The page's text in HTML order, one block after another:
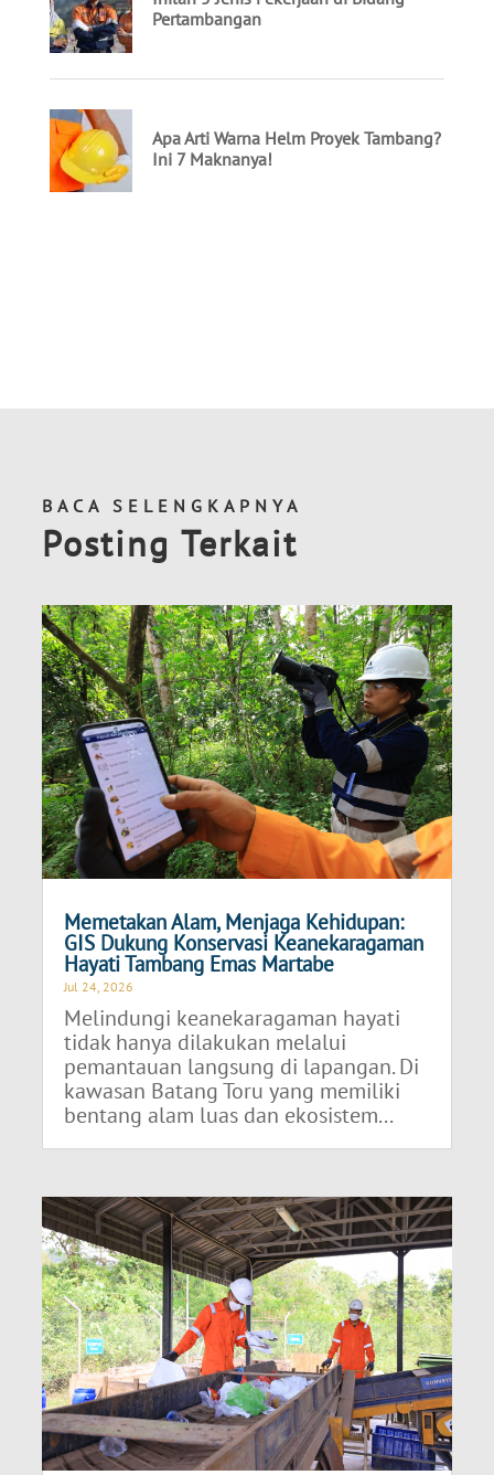
BACA SELENGKAPNYA
Posting Terkait
Memetakan Alam, Menjaga Kehidupan:
GIS Dukung Konservasi Keanekaragaman
Hayati Tambang Emas Martabe
Jul 24, 2026
Melindungi keanekaragaman hayati
tidak hanya dilakukan melalui
pemantauan langsung di lapangan. Di
kawasan Batang Toru yang memiliki
bentang alam luas dan ekosistem...